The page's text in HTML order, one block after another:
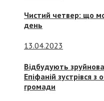
Чистий четвер: що
день
13.04.2023
Відбудують
Епіфаній зустрівся
громади